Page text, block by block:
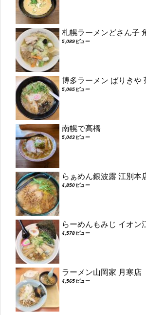
札幌ラーメンどさん子
5,089ビュー
博多ラーメン ばりきや
5,065ビュー
南幌で高橋
5,043ビュー
らぁめん銀波露 江別本
4,850ビュー
らーめんもみじ イオン
4,578ビュー
ラーメン山岡家 月寒店
4,565ビュー